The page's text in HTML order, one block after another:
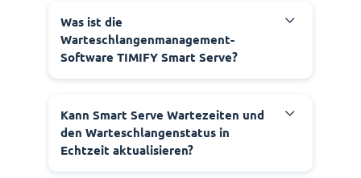
Was ist die
Warteschlangenmanagement-
Software TIMIFY Smart Serve?
Kann Smart Serve Wartezeiten und
den Warteschlangenstatus in
Echtzeit aktualisieren?